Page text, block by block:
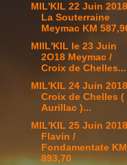
MIL'KIL 22 Juin 2018
La Souterraine
Meymac KM
MIIL'KIL le 23 Juin
2O18 Meymac /
Croix de Chelles...
MIL'KIL 24 Juin 2018
Croix de Chelles (
Aurillac )...
MIL'KIL 25 Juin 2018
Flavin /
Fondamentate KM
893,70